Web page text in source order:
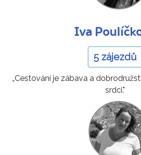
Iva
5 zájezdů
„Cestování je zábava a
srdci."